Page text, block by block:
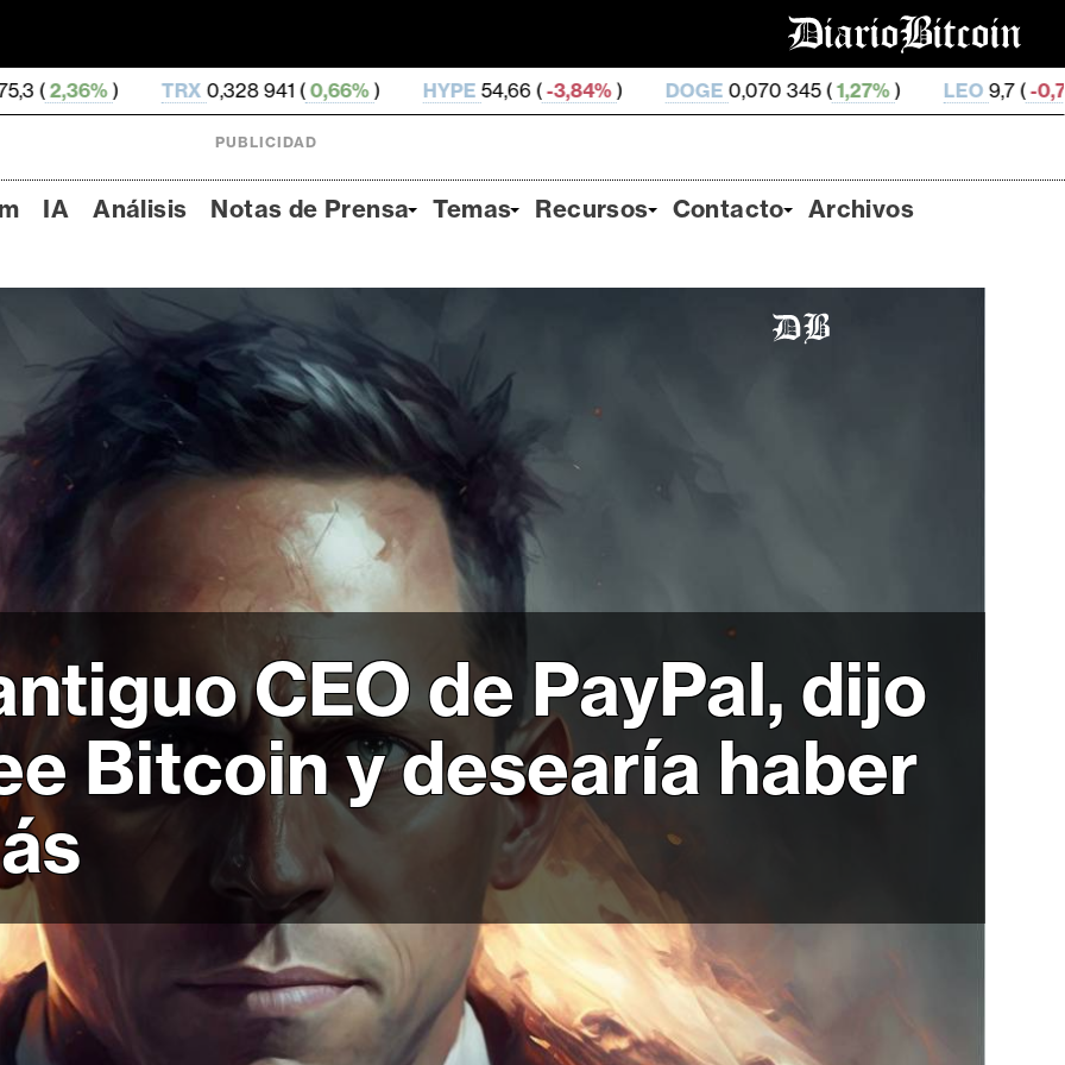
0,328 941 ( 0,66%) HYPE54,66 (-3,84%) DOGE0,070 345 ( 1,27%) LEO9,7 (-0,7% ZEC
PUBLICIDAD
IA Análisis Notas de Prensa Temas Recursos Contacto Archivos
CEO de PayPal, dijo
Bitcoin y desearía haber